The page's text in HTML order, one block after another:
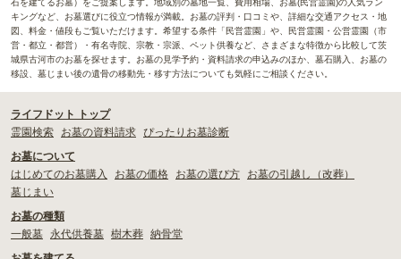
石を建てるお墓）をご提案します。地域別の墓地一覧、費用相場、お墓(民営霊園)の人気ラン
キングなど、お墓選びに役立つ情報が満載。お墓の評判・口コミや、詳細な交通アクセス・地
図、料金・値段もご覧いただけます。希望する条件「民営霊園」や、民営霊園・公営霊園（市
営・都立・都営）・有名寺院、宗教・宗派、ペット供養など、さまざまな特徴から比較して茨
城県古河市のお墓を探せます。お墓の見学予約・資料請求の申込みのほか、墓石購入、お墓の
移設、墓じまい後の遺骨の移動先・移す方法についても気軽にご相談ください。
ライフドット トップ
霊園検索
お墓の資料請求 ぴったりお墓診断
お墓について
はじめてのお墓購入
お墓の価格 お墓の選び方
お墓の引越し（改葬）
墓じまい
お墓の種類
一般墓
永代供養墓 樹木葬 納骨堂